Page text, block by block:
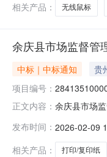
相关产品：
无线鼠标
余庆县市场监督管
中标｜中标通知 贵
项目编号：
正文内容： 余庆县市场
（元）:项目
发布时间： 2026-02-09
相关产品：
打印/复印纸